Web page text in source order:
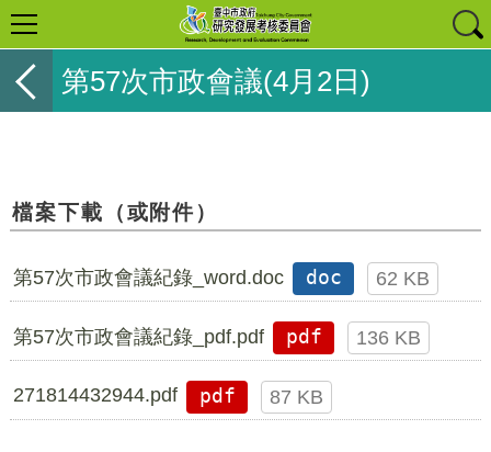
第57次市政會議(4月2日)
檔案下載（或附件）
第57次市政會議紀錄_word.doc doc 62 KB
第57次市政會議紀錄_pdf.pdf pdf 136 KB
271814432944.pdf pdf 87 KB